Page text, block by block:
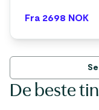
Fra 2698 NOK
De beste